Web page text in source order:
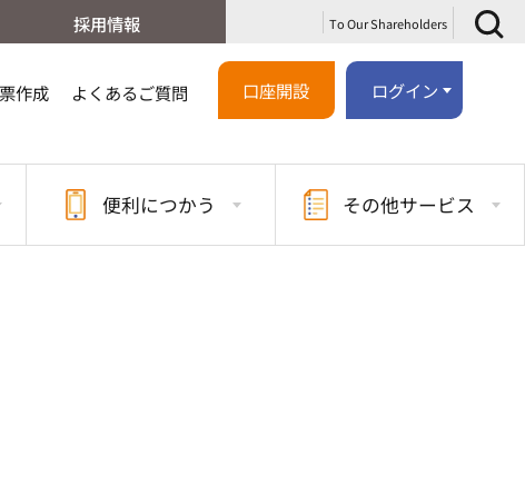
採用情報 To Our Shareholders
作成 よくあるご質問 口座開設 ログイン
便利につかう その他サービス